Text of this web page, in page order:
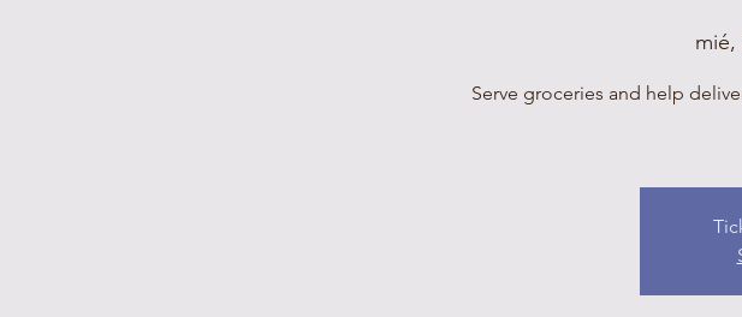
mié,
Serve groceries and help